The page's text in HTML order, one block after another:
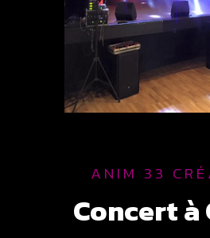
ANIM 33
concert